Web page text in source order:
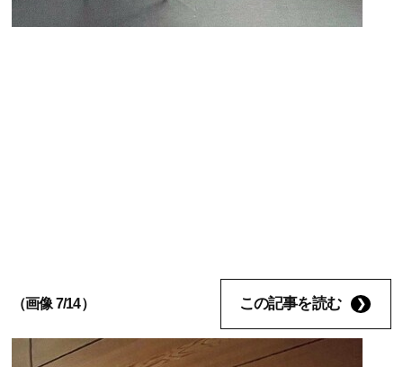
（画像 7/14） この記事を読む